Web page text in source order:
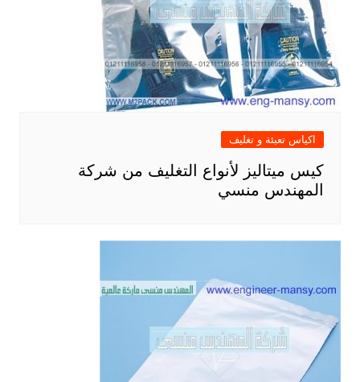
اكياس تعبئة و تغليف
كيس ميتاليز لأنواع التغليف من شركة
المهندس منسي